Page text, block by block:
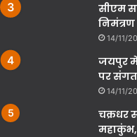
सीएम
निमंत्रण
14/11/
जयपुर
पर
14/11/
चक्रधर
महाकुंभ,